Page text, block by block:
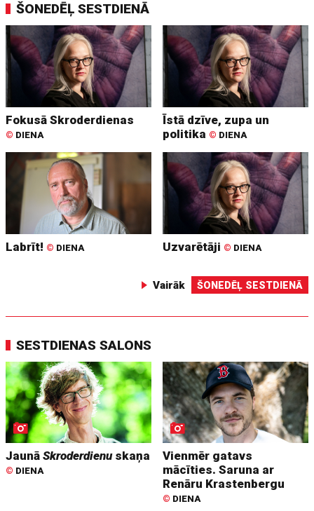
ŠONEDĒĻ SESTDIENĀ
Fokusā Skroderdienas
© DIENA
Īstā dzīve, zupa un
politika © DIENA
Labrīt! © DIENA Uzvarētāji © DIENA
Vairāk ŠONEDĒĻ SESTDIENĀ
SESTDIENAS SALONS
JaunāSkroderdienuskaņa
© DIENA
Vienmēr gatavs
mācīties. Saruna ar
Renāru Krastenbergu
© DIENA